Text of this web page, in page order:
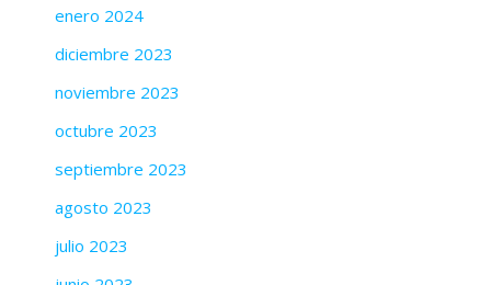
enero 2024
diciembre 2023
noviembre 2023
octubre 2023
septiembre 2023
agosto 2023
julio 2023